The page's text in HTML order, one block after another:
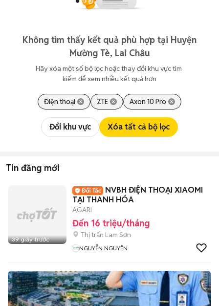
Không tìm thấy kết quả phù hợp tại Huyện
Mường Tè, Lai Châu
Hãy xóa một số bộ lọc hoặc thay đổi khu vực tìm
kiếm để xem nhiều kết quả hơn
Điện thoại ZTE Axon 10 Pro
Đổi khu vực Xóa tất cả bộ lọc
Tin đăng mới
39 giây trước
NVBH ĐIỆN THOẠI XIAOMI
TẠI THANH HÓA
AGARI
Đến 16 triệu/tháng
Thị trấn Lam Sơn
NGUYỄN NGUYÊN